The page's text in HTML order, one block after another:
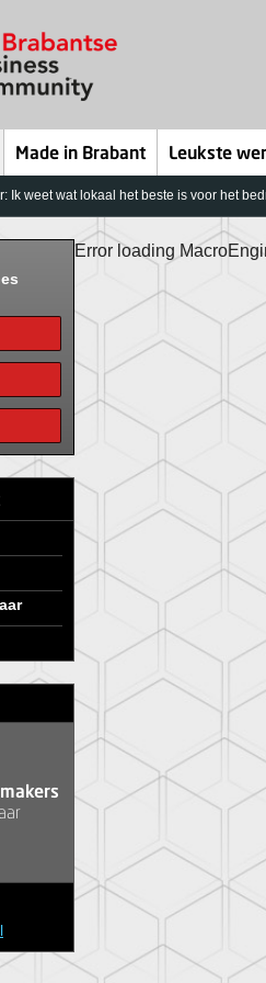
Made in Brabant Leukste
Ik weet wat lokaal het beste is voor het
Error loading